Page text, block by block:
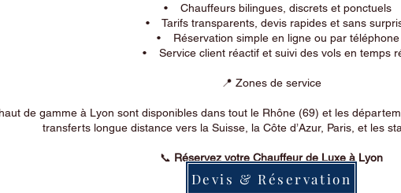
• Chauffeurs bilingues, discrets et ponctuels
• Tarifs transparents, devis rapides et sans
• Réservation simple en ligne ou par téléphone
• Service client réactif et suivi des vols en temps
📍 Zones de service
de gamme à Lyon sont disponibles dans tout le Rhône (69) et les
transferts longue distance vers la Suisse, la Côte d’Azur, Paris, et les
📞 Réservez votre Chauffeur de Luxe à Lyon
Devis & Réservation